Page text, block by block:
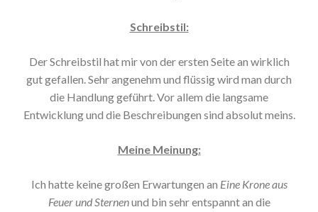
Schreibstil:
Der Schreibstil hat mir von der ersten Seite an wirklich
gut gefallen. Sehr angenehm und flüssig wird man durch
die Handlung geführt. Vor allem die langsame
Entwicklung und die Beschreibungen sind absolut meins.
Meine Meinung:
Ich hatte keine großen Erwartungen an Eine Krone aus
Feuer und Sternenund bin sehr entspannt an die